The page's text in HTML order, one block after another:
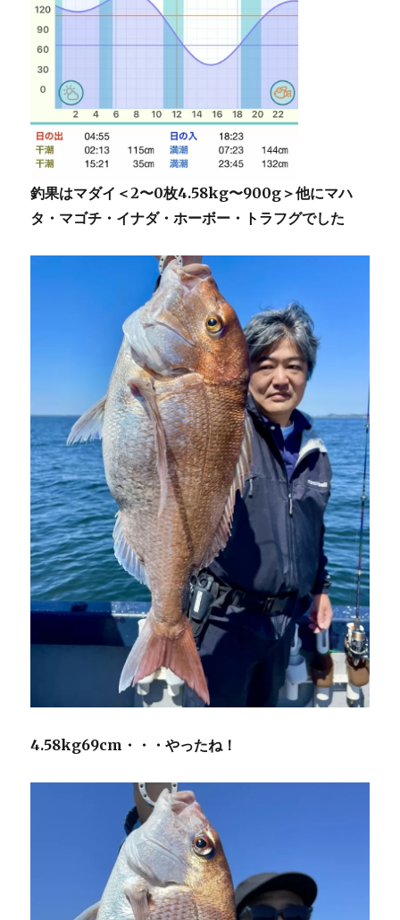
釣果はマダイ＜2〜0枚4.58kg〜900g＞他にマハ
タ・マゴチ・イナダ・ホーボー・トラフグでした
4.58kg69cm・・・やったね！